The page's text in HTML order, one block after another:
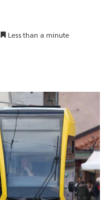
Less than a minute